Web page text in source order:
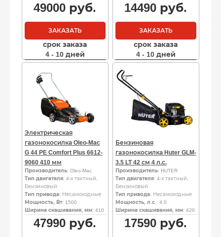
49000 руб.
ЗАКАЗАТЬ
срок заказа
4 - 10 дней
14490 руб.
ЗАКАЗАТЬ
срок заказа
4 - 10 дней
Электрическая
газонокосилка Oleo-Mac
G 44 PE Comfort Plus 6612-
9060 410 мм
Производитель: Oleo-Mac
Тип двигателя: 4-х тактный,
Бензиновый
Тип привода: Несамоходные
Мощность, Вт: 1500
Ширина скашивания, мм: 410
47990 руб.
Бензиновая
газонокосилка Huter GLM-
3.5 LT 42 см 4 л.с.
Производитель: HUTER
Тип двигателя: 4-х тактный,
Бензиновый
Тип привода: Несамоходные
Мощность, л.с. : 4.0
Ширина скашивания, мм: 420
17590 руб.